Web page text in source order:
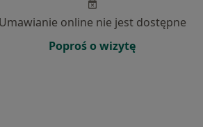
Umawianie online nie jest dostępne
Poproś o wizytę